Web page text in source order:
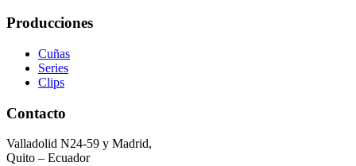
Producciones
Cuñas
Series
Clips
Contacto
Valladolid N24-59 y Madrid,
Quito – Ecuador